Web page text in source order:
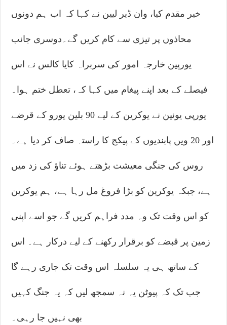
خیر مقدم کیا، وان ڈیر لیین نے کہا کہ اب ہم دونوں
محاذوں پر تیزی سے کام کریں گے۔دوسری جانب
یورپین خارجہ امور کی سربراہ کایا کالس نے اس
فیصلے کے بعد اپنے پیغام میں کہا کہ، تعطل ختم ہوا۔
یورپی یونین نے یوکرین کے لیے 90 بلین یورو کے قرضے
اور 20 ویں پابندیوں کے پیکج کا راستہ صاف کر دیا ہے۔
روس کی جنگی معیشت بڑھتے ہوئے تناؤ کی زد میں
ہے، جبکہ یوکرین کو بڑا فروغ مل رہا ہے، ہم یوکرین
کو اس وقت تک وہ مدد فراہم کریں گے جو اسے اپنی
زمین پر قبضے کو برقرار رکھنے کے لیے درکار ہے۔ اس
کے ساتھ ہی یہ سلسلہ اس وقت تک جاری رہے گا
جب تک کہ پیوٹن یہ نہ سمجھ لیں کہ یہ جنگ کہیں
بھی نہیں جا رہی۔